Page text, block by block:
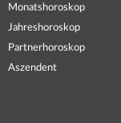
Monatshoroskop
Jahreshoroskop
Partnerhoroskop
Aszendent